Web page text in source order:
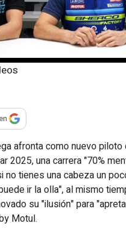
compartir
afronta como nuevo
2025, una carrera "70%
no tienes una cabeza un
ir la olla", al mismo
su "ilusión" para
Motul.